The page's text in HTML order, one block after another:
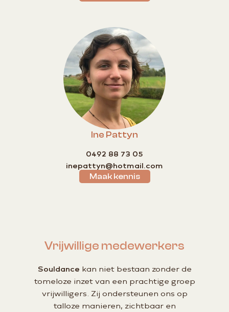
Ine Pattyn
0492 88 73 05
inepattyn@hotmail.com
Maak kennis
Vrijwillige medewerkers
Souldance kan niet bestaan zonder de
tomeloze inzet van een prachtige groep
vrijwilligers. Zij ondersteunen ons op
talloze manieren, zichtbaar en